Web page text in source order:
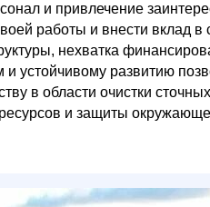
и привлечение
работы и внести вклад
нехватка
устойчивому развитию
в области очистки
и защиты